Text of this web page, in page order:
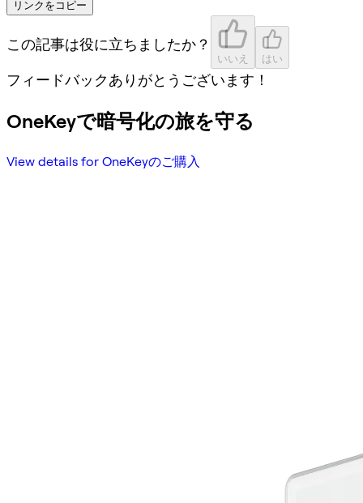
リンクをコピー
この記事は役に立ちましたか？
いいえ はい
フィードバックありがとうございます！
OneKeyで暗号化の旅を守る
View details for OneKeyのご購入